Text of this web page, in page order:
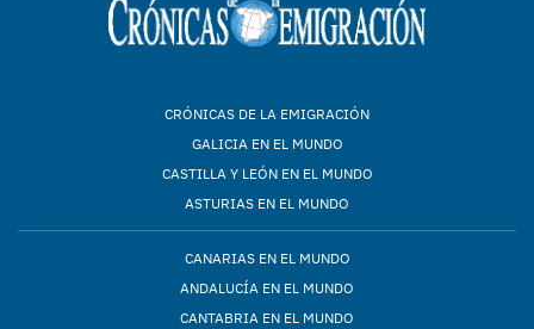
CRÓNICAS DE LA EMIGRACIÓN
GALICIA EN EL MUNDO
CASTILLA Y LEÓN EN EL MUNDO
ASTURIAS EN EL MUNDO
CANARIAS EN EL MUNDO
ANDALUCÍA EN EL MUNDO
CANTABRIA EN EL MUNDO